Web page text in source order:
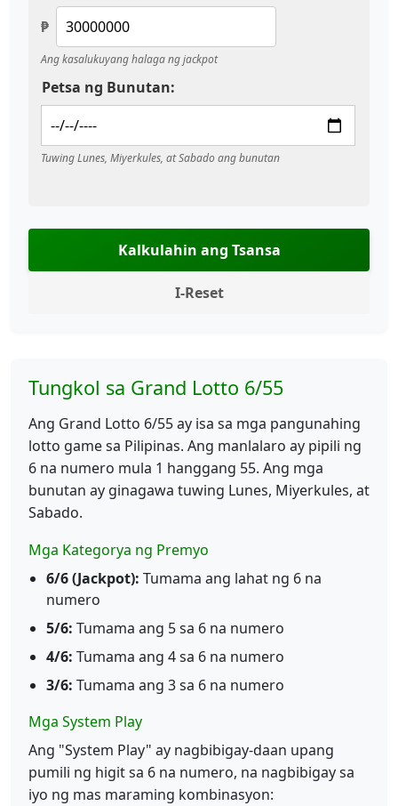
₱
Ang kasalukuyang halaga ng jackpot
Petsa ng Bunutan:
Tuwing Lunes, Miyerkules, at Sabado ang bunutan
Kalkulahin ang Tsansa
I-Reset
Tungkol sa Grand Lotto 6/55
Ang Grand Lotto 6/55 ay isa sa mga pangunahing
lotto game sa Pilipinas. Ang manlalaro ay pipili ng
6 na numero mula 1 hanggang 55. Ang mga
bunutan ay ginagawa tuwing Lunes, Miyerkules, at
Sabado.
Mga Kategorya ng Premyo
6/6 (Jackpot): Tumama ang lahat ng 6 na
numero
5/6: Tumama ang 5 sa 6 na numero
4/6: Tumama ang 4 sa 6 na numero
3/6: Tumama ang 3 sa 6 na numero
Mga System Play
Ang "System Play" ay nagbibigay-daan upang
pumili ng higit sa 6 na numero, na nagbibigay sa
iyo ng mas maraming kombinasyon: